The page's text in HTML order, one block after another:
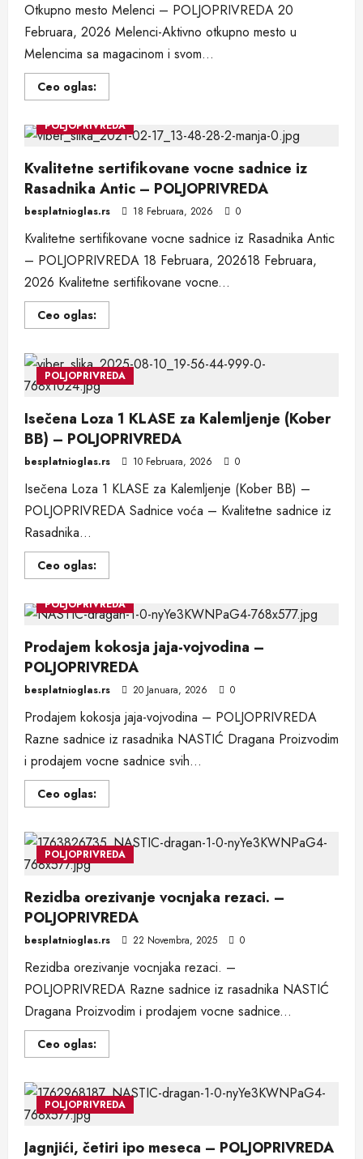
Otkupno mesto Melenci – POLJOPRIVREDA 20
Februara, 2026 Melenci-Aktivno otkupno mesto u
Melencima sa magacinom i svom...
Ceo oglas:Read
more
mesto
Melenci
POLJOPRIVREDA
POLJOPRIVREDA
Kvalitetne sertifikovane vocne sadnice iz
Rasadnika Antic – POLJOPRIVREDA
besplatnioglas.rs 18 Februara, 2026 0
Kvalitetne sertifikovane vocne sadnice iz Rasadnika Antic
– POLJOPRIVREDA 18 Februara, 202618 Februara,
2026 Kvalitetne sertifikovane vocne...
Ceo oglas:Read
more
sertifikovane
vocne
sadnice
iz
Antic
–
POLJOPRIVREDA
POLJOPRIVREDA
Isečena Loza 1 KLASE za Kalemljenje (Kober
BB) – POLJOPRIVREDA
besplatnioglas.rs 10 Februara, 2026 0
Isečena Loza 1 KLASE za Kalemljenje (Kober BB) –
POLJOPRIVREDA Sadnice voća – Kvalitetne sadnice iz
Rasadnika...
Ceo oglas:Read
more
Loza
1
za
Kalemljenje
(Kober
–
POLJOPRIVREDA
POLJOPRIVREDA
Prodajem kokosja jaja-vojvodina –
POLJOPRIVREDA
besplatnioglas.rs 20 Januara, 2026 0
Prodajem kokosja jaja-vojvodina – POLJOPRIVREDA
Razne sadnice iz rasadnika NASTIĆ Dragana Proizvodim
i prodajem vocne sadnice svih...
Ceo oglas:Read
more
kokosja
jaja-
vojvodina
POLJOPRIVREDA
Rezidba orezivanje vocnjaka rezaci. –
POLJOPRIVREDA
besplatnioglas.rs 22 Novembra, 2025 0
Rezidba orezivanje vocnjaka rezaci. –
POLJOPRIVREDA Razne sadnice iz rasadnika NASTIĆ
Dragana Proizvodim i prodajem vocne sadnice...
Ceo oglas:Read
more
orezivanje
vocnjaka
rezaci.
POLJOPRIVREDA
Jagnjići, četiri ipo meseca – POLJOPRIVREDA